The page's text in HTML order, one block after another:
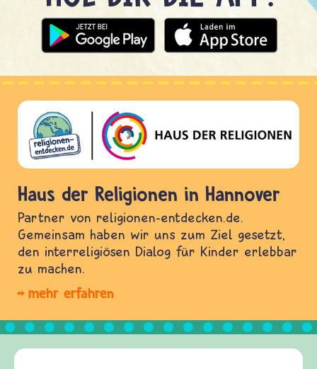
Haus der Religionen in Hannover
Partner von religionen-entdecken.de.
Gemeinsam haben wir uns zum Ziel gesetzt,
den interreligiösen Dialog für Kinder erlebbar
zu machen.
mehr erfahren